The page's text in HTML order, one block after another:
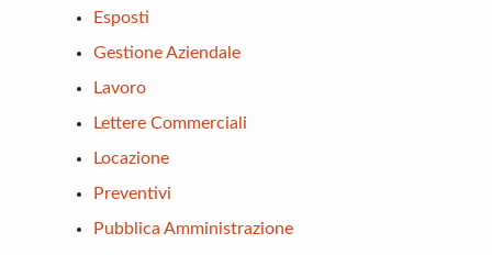
Esposti
Gestione Aziendale
Lavoro
Lettere Commerciali
Locazione
Preventivi
Pubblica Amministrazione